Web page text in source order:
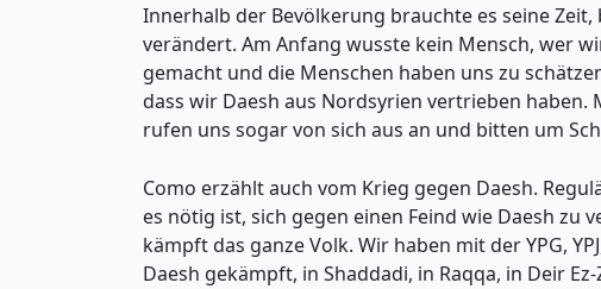
Innerhalb der Bevölkerung brauchte es seine
verändert. Am Anfang wusste kein Mensch, wer
gemacht und die Menschen haben uns zu
dass wir Daesh aus Nordsyrien vertrieben
rufen uns sogar von sich aus an und bitten um
Como erzählt auch vom Krieg gegen Daesh.
es nötig ist, sich gegen einen Feind wie Daesh zu
kämpft das ganze Volk. Wir haben mit der YPG,
Daesh gekämpft, in Shaddadi, in Raqqa, in Deir